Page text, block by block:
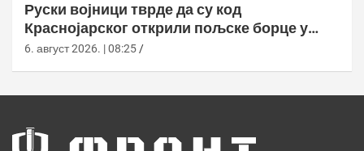
Руски војници тврде да су код
Краснојарског открили пољске борце у
НАТО униформама
6. август 2026. | 08:25